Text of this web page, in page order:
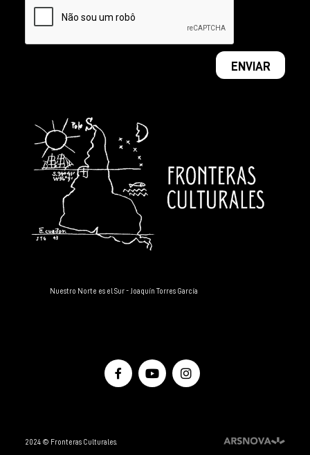
Nuestro Norte es el Sur - Joaquín Torres García
FacebookYouTubeInstagram
2024 © Fronteras Culturales.